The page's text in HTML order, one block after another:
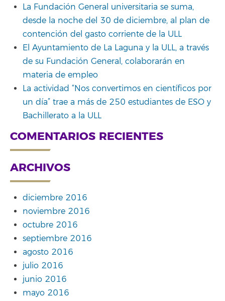
La Fundación General universitaria se suma,
desde la noche del 30 de diciembre, al plan de
contención del gasto corriente de la ULL
El Ayuntamiento de La Laguna y la ULL, a través
de su Fundación General, colaborarán en
materia de empleo
La actividad “Nos convertimos en científicos por
un día” trae a más de 250 estudiantes de ESO y
Bachillerato a la ULL
COMENTARIOS RECIENTES
ARCHIVOS
diciembre 2016
noviembre 2016
octubre 2016
septiembre 2016
agosto 2016
julio 2016
junio 2016
mayo 2016